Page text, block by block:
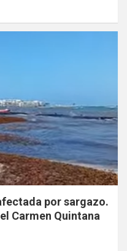
por sargazo.
Carmen Quintana